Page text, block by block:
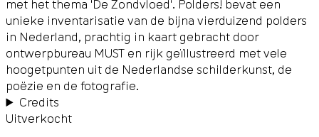
met het thema 'De Zondvloed'. Polders! bevat een
unieke inventarisatie van de bijna vierduizend polders
in Nederland, prachtig in kaart gebracht door
ontwerpbureau MUST en rijk geïllustreerd met vele
hoogetpunten uit de Nederlandse schilderkunst, de
poëzie en de fotografie.
Credits
Uitverkocht